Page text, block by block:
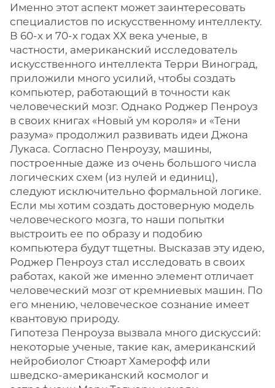
Именно этот аспект может заинтересовать
специалистов по искусственному интеллекту.
В 60-х и 70-х годах ХХ века ученые, в
частности, американский исследователь
искусственного интеллекта Терри Виноград,
приложили много усилий, чтобы создать
компьютер, работающий в точности как
человеческий мозг. Однако Роджер Пенроуз
в своих книгах «Новый ум короля» и «Тени
разума» продолжил развивать идеи Джона
Лукаса. Согласно Пенроузу, машины,
построенные даже из очень большого числа
логических схем (из нулей и единиц),
следуют исключительно формальной логике.
Если мы хотим создать достоверную модель
человеческого мозга, то наши попытки
выстроить ее по образу и подобию
компьютера будут тщетны. Высказав эту идею,
Роджер Пенроуз стал исследовать в своих
работах, какой же именно элемент отличает
человеческий мозг от кремниевых машин. По
его мнению, человеческое сознание имеет
квантовую природу.
Гипотеза Пенроуза вызвала много дискуссий:
некоторые ученые, такие как, американский
нейробиолог Стюарт Хамерофф или
шведско-американский космолог и